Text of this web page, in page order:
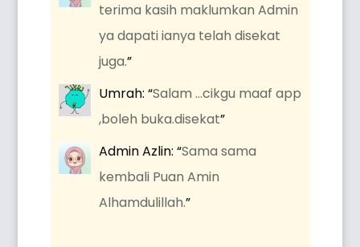
terima kasih maklumkan Admin
ya dapati ianya telah disekat
juga.”
Umrah: “Salam …cikgu maaf app
,boleh buka.disekat”
Admin Azlin: “Sama sama
kembali Puan Amin
Alhamdulillah.”